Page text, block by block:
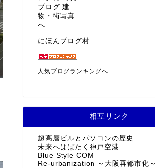
にほんブログ村
人気ブログランキングへ
相互リンク
超高層ビルとパソコンの歴史
未来へはばたく神戸空港
Blue Style COM
Re-urbanization ～大阪再都市化～